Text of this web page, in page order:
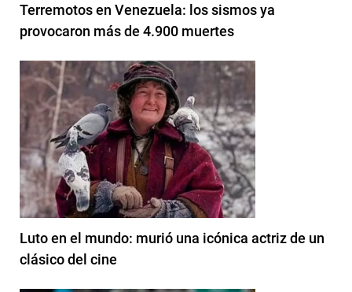
Terremotos en Venezuela: los sismos ya
provocaron más de 4.900 muertes
Luto en el mundo: murió una icónica actriz de un
clásico del cine